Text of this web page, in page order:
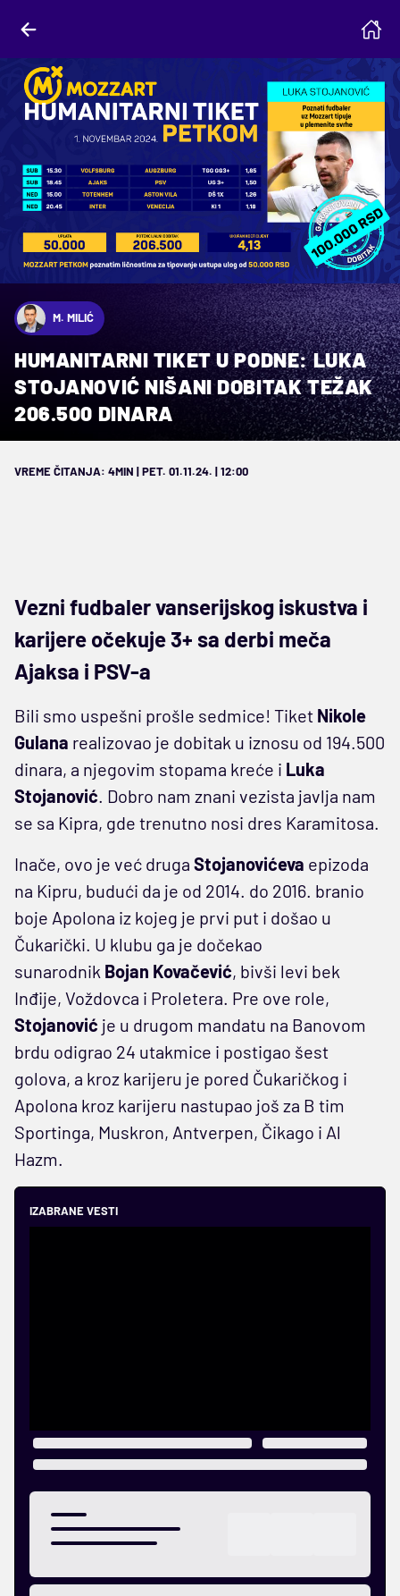
M. MILIĆ
HUMANITARNI TIKET U PODNE: LUKA
STOJANOVIĆ NIŠANI DOBITAK TEŽAK
206.500 DINARA
VREME ČITANJA: 4MIN | PET. 01.11.24. | 12:00
Vezni fudbaler vanserijskog iskustva i
karijere očekuje 3+ sa derbi meča
Ajaksa i PSV-a
Bili smo uspešni prošle sedmice! Tiket Nikole
Gulana realizovao je dobitak u iznosu od 194.500
dinara, a njegovim stopama kreće i Luka
Stojanović. Dobro nam znani vezista javlja nam
se sa Kipra, gde trenutno nosi dres Karamitosa.
Inače, ovo je već druga Stojanovićeva epizoda
na Kipru, budući da je od 2014. do 2016. branio
boje Apolona iz kojeg je prvi put i došao u
Čukarički. U klubu ga je dočekao
sunarodnik Bojan Kovačević, bivši levi bek
Inđije, Voždovca i Proletera. Pre ove role,
Stojanović je u drugom mandatu na Banovom
brdu odigrao 24 utakmice i postigao šest
golova, a kroz karijeru je pored Čukaričkog i
Apolona kroz karijeru nastupao još za B tim
Sportinga, Muskron, Antverpen, Čikago i Al
Hazm.
IZABRANE VESTI